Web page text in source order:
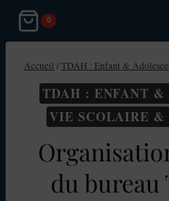
Aller
contenu
0
Accueil /TDAH : Enfant &
TDAH : ENFANT &
VIE SCOLAIRE &
du bureau